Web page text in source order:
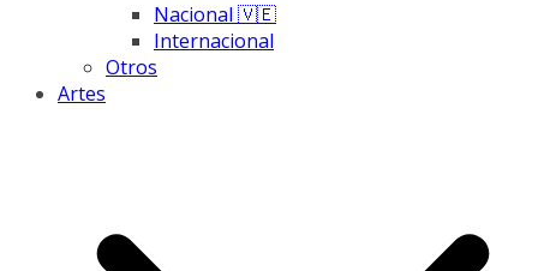
Nacional 🇻🇪
Internacional
Otros
Artes